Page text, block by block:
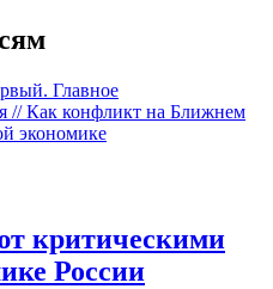
Главное
// Как конфликт на Ближнем
экономике
критическими
России